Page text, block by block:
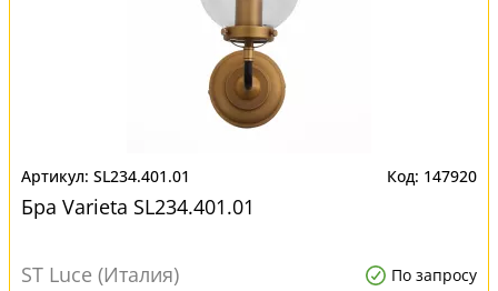
SL234.401.01 147920
Бра Varieta SL234.401.01
ST Luce (Италия) По запросу